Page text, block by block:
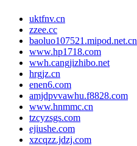
uktfnv.cn
zzee.cc
baoluo107521.mipod.net.cn
www.hp1718.com
wwh.cangjizhibo.net
hrgjz.cn
enen6.com
amjdpvvawhu.f8828.com
www.hnmmc.cn
tzcyzsgs.com
ejiushe.com
xzcqzz.jdzj.com